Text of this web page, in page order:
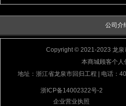
公司介
Copyright © 2021-2023 龙泉
本商城顾客个人
地址：浙江省龙泉市回归工程 | 电话：
浙ICP备14002322号-2
企业营业执照